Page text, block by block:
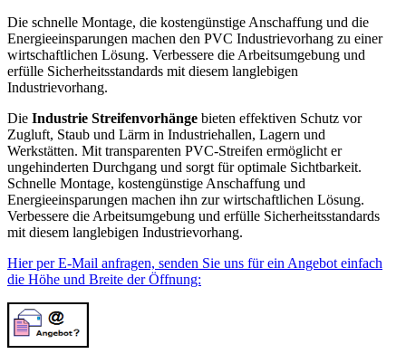
Die schnelle Montage, die kostengünstige Anschaffung und die
Energieeinsparungen machen den PVC Industrievorhang zu einer
wirtschaftlichen Lösung. Verbessere die Arbeitsumgebung und
erfülle Sicherheitsstandards mit diesem langlebigen
Industrievorhang.
Die Industrie Streifenvorhänge bieten effektiven Schutz vor
Zugluft, Staub und Lärm in Industriehallen, Lagern und
Werkstätten. Mit transparenten PVC-Streifen ermöglicht er
ungehinderten Durchgang und sorgt für optimale Sichtbarkeit.
Schnelle Montage, kostengünstige Anschaffung und
Energieeinsparungen machen ihn zur wirtschaftlichen Lösung.
Verbessere die Arbeitsumgebung und erfülle Sicherheitsstandards
mit diesem langlebigen Industrievorhang.
Hier per E-Mail anfragen, senden Sie uns für ein Angebot einfach
die Höhe und Breite der Öffnung: